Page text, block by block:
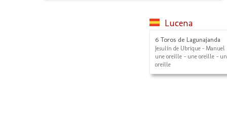
Lucena
6 Toros de Lagunajanda
Jesulín de Ubrique - Manuel
une oreille - une oreille -
oreille